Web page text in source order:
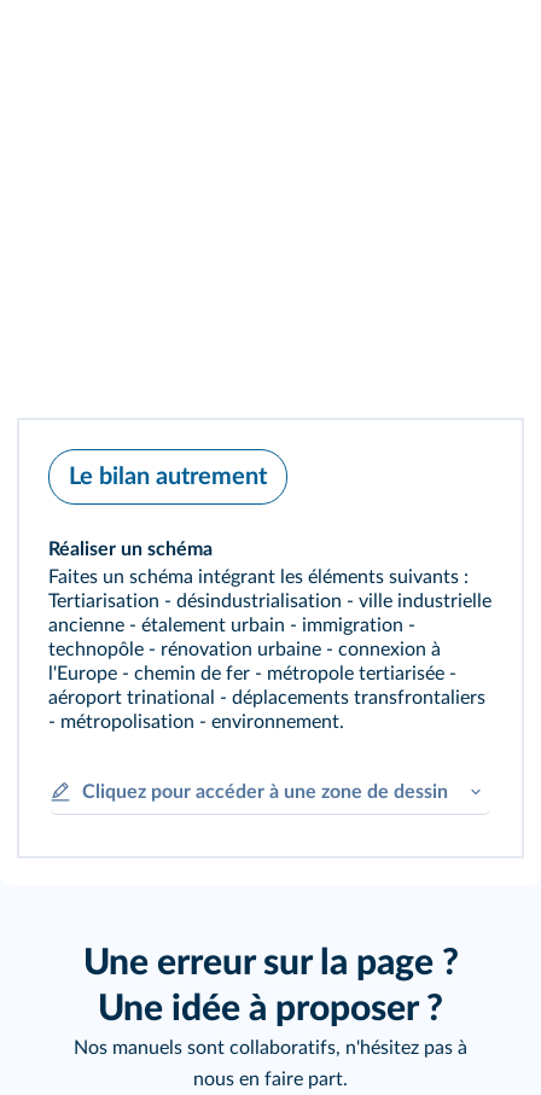
Le bilan autrement
Réaliser un schéma
Faites un schéma intégrant les éléments suivants :
Tertiarisation - désindustrialisation - ville industrielle
ancienne - étalement urbain - immigration -
technopôle - rénovation urbaine - connexion à
l'Europe - chemin de fer - métropole tertiarisée -
aéroport trinational - déplacements transfrontaliers
- métropolisation - environnement.
Cliquez pour accéder à une zone de dessin
Une erreur sur la page ?
Une idée à proposer ?
Nos manuels sont collaboratifs, n'hésitez pas à
nous en faire part.